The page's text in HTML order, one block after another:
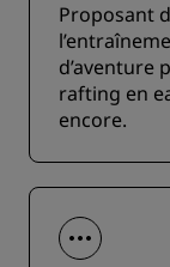
Proposant
d’aventure
rafting en
encore.